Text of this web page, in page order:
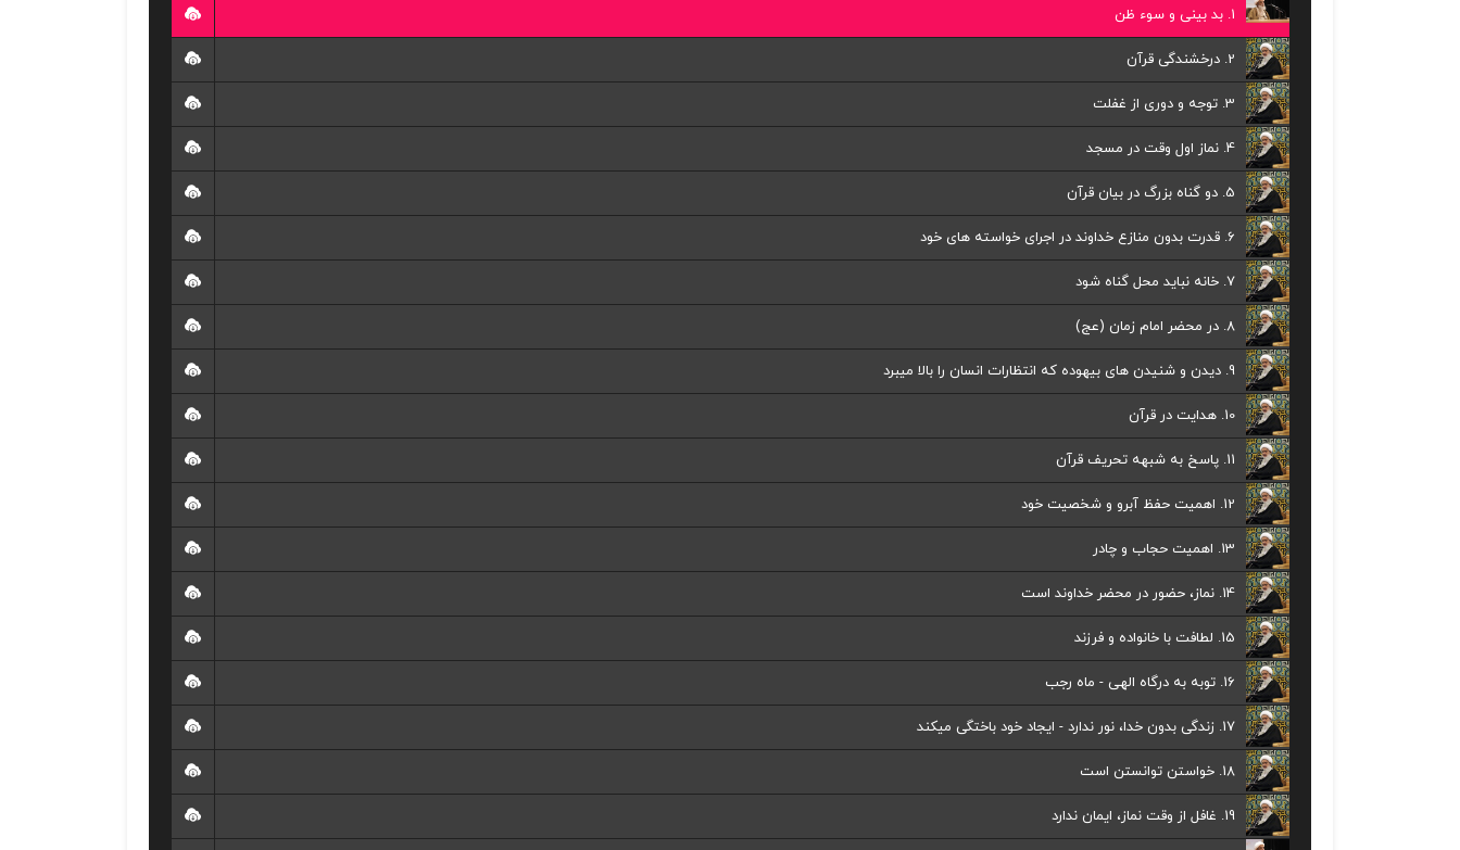
1. بد بینی و سوء ظن
2. درخشندگی قرآن
3. توجه و دوری از غفلت
4. نماز اول وقت در مسجد
5. دو گناه بزرگ در بیان قرآن
6. قدرت بدون منازع خداوند در اجرای خواسته های خود
7. خانه نباید محل گناه شود
8. در محضر امام زمان (عج)
9. دیدن و شنیدن های بیهوده که انتظارات انسان را بالا میبرد
10. هدایت در قرآن
11. پاسخ به شبهه تحریف قرآن
12. اهمیت حفظ آبرو و شخصیت خود
13. اهمیت حجاب و چادر
14. نماز، حضور در محضر خداوند است
15. لطافت با خانواده و فرزند
16. توبه به درگاه الهی - ماه رجب
17. زندگی بدون خدا، نور ندارد - ایجاد خود باختگی میکند
18. خواستن توانستن است
19. غافل از وقت نماز، ایمان ندارد